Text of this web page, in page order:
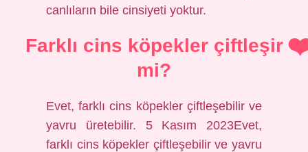
canlıların bile cinsiyeti yoktur.
Farklı cins köpekler çiftleşir
mi?
Evet, farklı cins köpekler çiftleşebilir ve
yavru üretebilir. 5 Kasım 2023Evet,
farklı cins köpekler çiftleşebilir ve yavru